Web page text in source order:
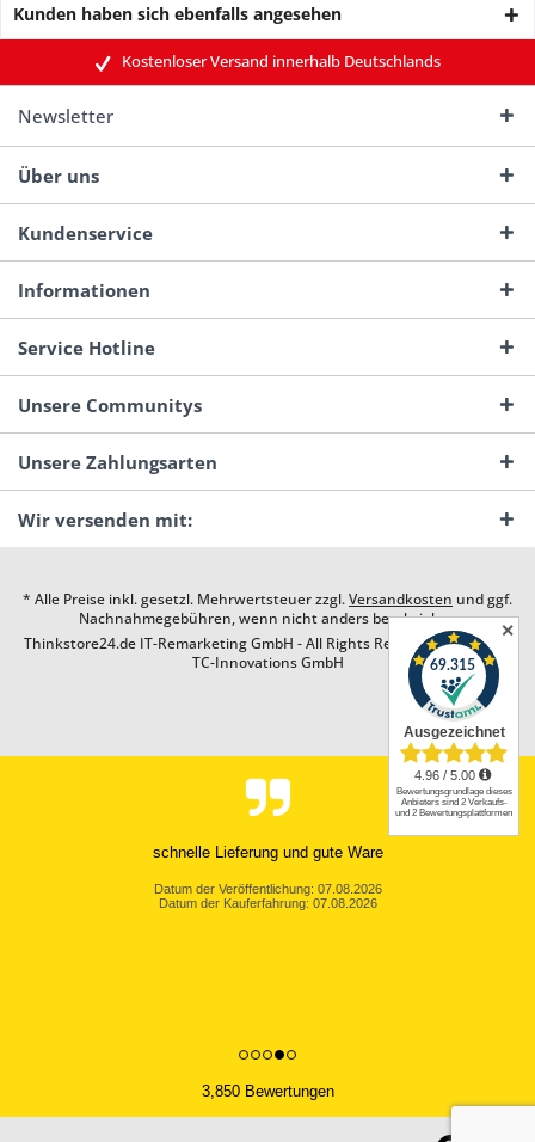
Kunden haben sich ebenfalls angesehen
Kostenloser Versand innerhalb Deutschlands
Newsletter
Über uns
Kundenservice
Informationen
Service Hotline
Unsere Communitys
Unsere Zahlungsarten
Wir versenden mit:
* Alle Preise inkl. gesetzl. Mehrwertsteuer zzgl.Versandkosten und ggf.
Nachnahmegebühren, wenn nicht anders beschrieben
Thinkstore24.de IT-Remarketing GmbH - All Rights Reserved. Design by
TC-Innovations GmbH
schnelle Lieferung und gute Ware
Datum der Veröffentlichung: 07.08.2026
Datum der Kauferfahrung: 07.08.2026
3,850 Bewertungen
✕